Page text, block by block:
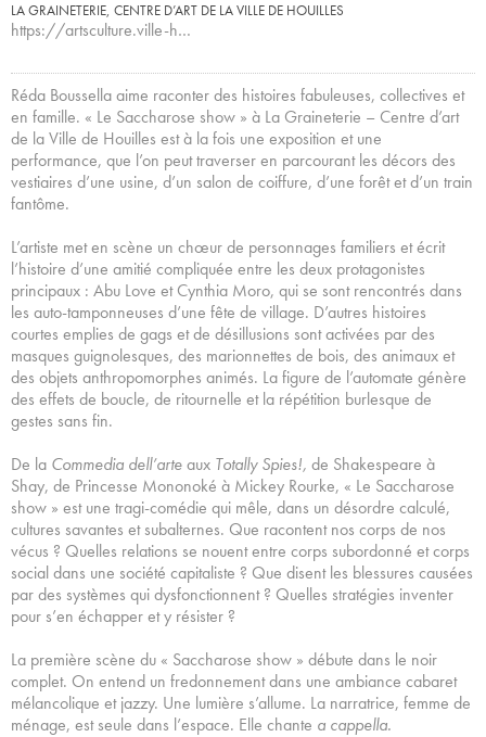
LA GRAINETERIE, CENTRE D’ART DE LA VILLE DE HOUILLES
https://artsculture.ville-h…
Réda Boussella aime raconter des histoires fabuleuses, collectives et
en famille. « Le Saccharose show » à La Graineterie – Centre d’art
de la Ville de Houilles est à la fois une exposition et une
performance, que l’on peut traverser en parcourant les décors des
vestiaires d’une usine, d’un salon de coiffure, d’une forêt et d’un train
fantôme.
L’artiste met en scène un chœur de personnages familiers et écrit
l’histoire d’une amitié compliquée entre les deux protagonistes
principaux : Abu Love et Cynthia Moro, qui se sont rencontrés dans
les auto-tamponneuses d’une fête de village. D’autres histoires
courtes emplies de gags et de désillusions sont activées par des
masques guignolesques, des marionnettes de bois, des animaux et
des objets anthropomorphes animés. La figure de l’automate génère
des effets de boucle, de ritournelle et la répétition burlesque de
gestes sans fin.
De la Commedia dell’arteaux Totally Spies!, de Shakespeare à
Shay, de Princesse Mononoké à Mickey Rourke, « Le Saccharose
show » est une tragi-comédie qui mêle, dans un désordre calculé,
cultures savantes et subalternes. Que racontent nos corps de nos
vécus ? Quelles relations se nouent entre corps subordonné et corps
social dans une société capitaliste ? Que disent les blessures causées
par des systèmes qui dysfonctionnent ? Quelles stratégies inventer
pour s’en échapper et y résister ?
La première scène du « Saccharose show » débute dans le noir
complet. On entend un fredonnement dans une ambiance cabaret
mélancolique et jazzy. Une lumière s’allume. La narratrice, femme de
ménage, est seule dans l’espace. Elle chante a cappella.